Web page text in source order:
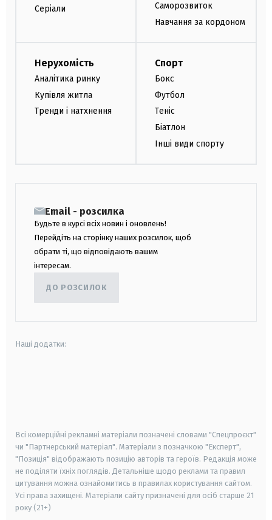
Серіали
Саморозвиток
Навчання за кордоном
Нерухомість
Аналітика ринку
Купівля житла
Тренди і натхнення
Спорт
Бокс
Футбол
Теніс
Біатлон
Інші види спорту
Email - розсилка
Будьте в курсі всіх новин і оновлень!
Перейдіть на сторінку наших розсилок, щоб
обрати ті, що відповідають вашим
інтересам.
ДО РОЗСИЛОК
Наші додатки:
Всі комерційні рекламні матеріали позначені словами "Спецпроєкт"
чи "Партнерський матеріал". Матеріали з позначкою "Експерт",
"Позиція" відображають позицію авторів та героїв. Редакція може
не поділяти їхніх поглядів. Детальніше щодо реклами та правил
цитування можна ознайомитись в правилах користування сайтом.
Усі права захищені. Матеріали сайту призначені для осіб старше 21
року (21+)